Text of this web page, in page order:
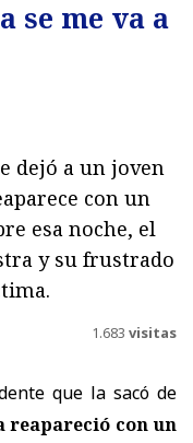
se me va a
dejó a un joven
con un
esa noche, el
y su frustrado
1.683 visitas
que la sacó de
reapareció con un